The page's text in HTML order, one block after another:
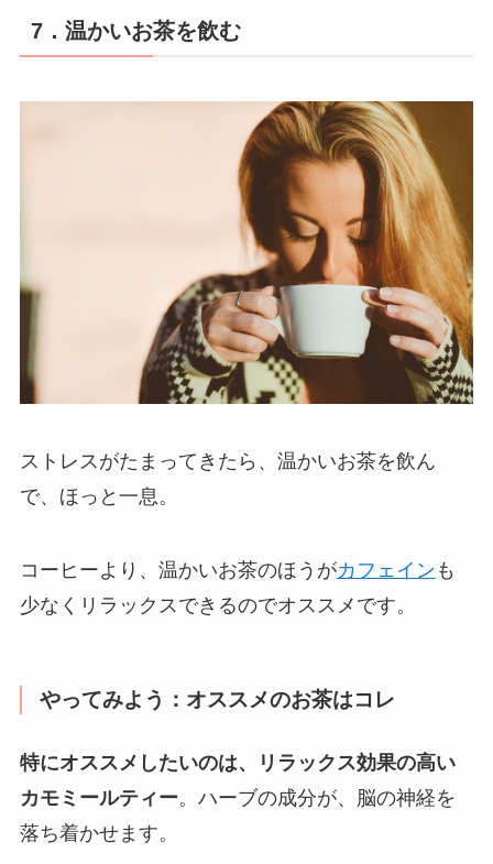
7．温かいお茶を飲む
ストレスがたまってきたら、温かいお茶を飲ん
で、ほっと一息。
コーヒーより、温かいお茶のほうがカフェイン も
少なくリラックスできるのでオススメです。
やってみよう：オススメのお茶はコレ
特にオススメしたいのは、リラックス効果の高い
カモミールティー。ハーブの成分が、脳の神経を
落ち着かせます。